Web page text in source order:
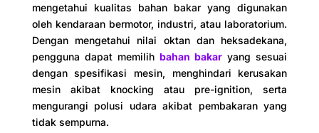
mengetahui kualitas bahan bakar yang digunakan
oleh kendaraan bermotor, industri, atau laboratorium.
Dengan mengetahui nilai oktan dan heksadekana,
pengguna dapat memilih bahan bakar yang sesuai
dengan spesifikasi mesin, menghindari kerusakan
mesin akibat knocking atau pre-ignition, serta
mengurangi polusi udara akibat pembakaran yang
tidak sempurna.